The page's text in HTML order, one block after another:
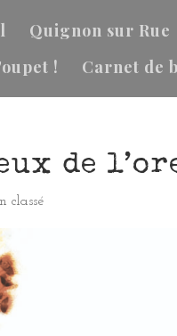
Quignon sur Rue
!
Carnet de
de
classé